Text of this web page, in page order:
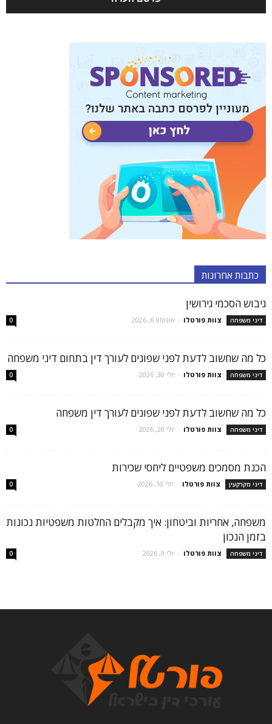
כתבות אחרונות
גיבוש הסכמי גירושין
דיני משפחה צוות פורטלו - אוגוסט 6, 2026 0
כל מה שחשוב לדעת לפני שפונים לעורך דין בתחום דיני משפחה
דיני משפחה צוות פורטלו - יולי 30, 2026 0
כל מה שחשוב לדעת לפני שפונים לעורך דין משפחה
דיני משפחה צוות פורטלו - יולי 20, 2026 0
הכנת מסמכים משפטיים ליחסי שכירות
דיני מקרקעין צוות פורטלו - יולי 10, 2026 0
משפחה, אחריות וביטחון: איך מקבלים החלטות משפטיות נכונות
בזמן הנכון
דיני משפחה צוות פורטלו - יולי 9, 2026 0